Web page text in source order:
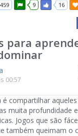
9 16
para
00:57
é compartilhar
muita profundidade
Jogos que são
também queimam o